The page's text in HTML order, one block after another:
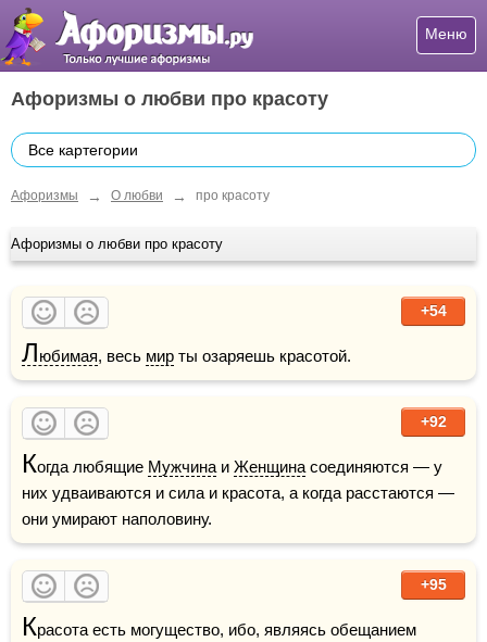
Меню
Афоризмы о любви про красоту
Все картегории
Афоризмы → О любви → про красоту
Афоризмы о любви про красоту
+54
Любимая, весь мир ты озаряешь красотой.
+92
Когда любящие Мужчина и Женщина соединяются — у
них удваиваются и сила и красота, а когда расстаются —
они умирают наполовину.
+95
Красота есть могущество, ибо, являясь обещанием